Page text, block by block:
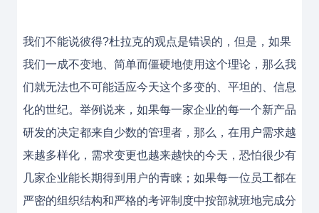
我们不能说彼得?杜拉克的观点是错误的，但是，如果
我们一成不变地、简单而僵硬地使用这个理论，那么我
们就无法也不可能适应今天这个多变的、平坦的、信息
化的世纪。举例说来，如果每一家企业的每一个新产品
研发的决定都来自少数的管理者，那么，在用户需求越
来越多样化，需求变更也越来越快的今天，恐怕很少有
几家企业能长期得到用户的青睐；如果每一位员工都在
严密的组织结构和严格的考评制度中按部就班地完成分